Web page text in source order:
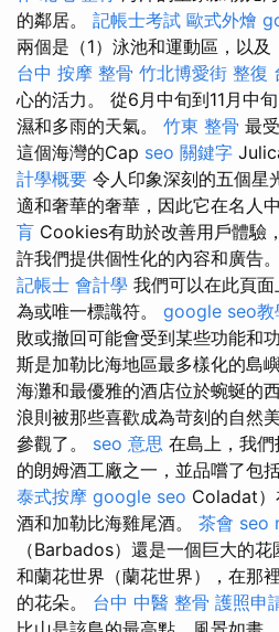
的鄰居。 記帳士考試 歐式外燴
兩個是（1）泳池和運動區，以及
台中 按摩 整骨 竹北博愛街 整復
心的活力。 從6月中旬到11月中
濕和多雨的天氣。 竹東 整骨 最
這個海灣的Cap seo 關鍵字
計學概要 令人印象深刻的五個星
適和奢華的奢華，因此它在名人
肓 Cookies有助於改善用戶體驗
許我們提供個性化的內容和廣告。
記帳士 會計學 我們可以在此頁
為或唯一標識符。 google seo教
敗或撤回可能會受到某些功能和
斯是加勒比海地區最多樣化的島
海灘和最優雅的酒店位於蜿蜒的
浪則被那些喜歡成為苛刻的自然
參觀了。 seo 意思 在島上，我
的朗姆酒工廠之一，並品嚐了包
泰式按摩 google seo Coladat）
酒和加勒比海雞尾酒。 茶會 seo
（Barbados）還是一個巨大的花
和蘭花世界（蘭花世界），在那
的花朵。 台中 中醫 整骨 護照申